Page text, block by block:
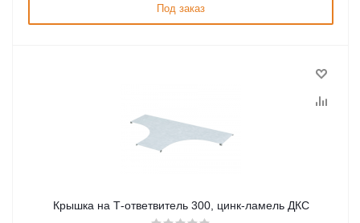
Под заказ
Крышка на Т-ответвитель 300, цинк-ламель ДКС